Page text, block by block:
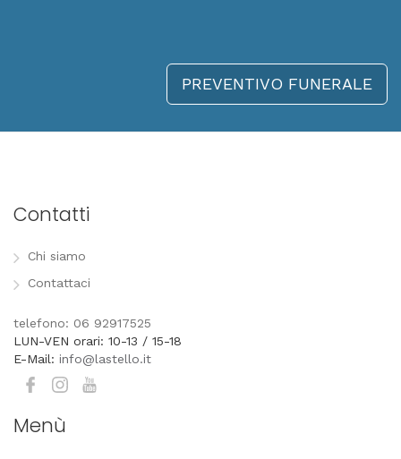
PREVENTIVO FUNERALE
Contatti
Chi siamo
Contattaci
telefono: 06 92917525
LUN-VEN orari: 10-13 / 15-18
E-Mail: info@lastello.it
Menù